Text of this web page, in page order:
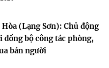
(Lạng Sơn): Chủ động
đồng bộ công tác phòng,
bán người